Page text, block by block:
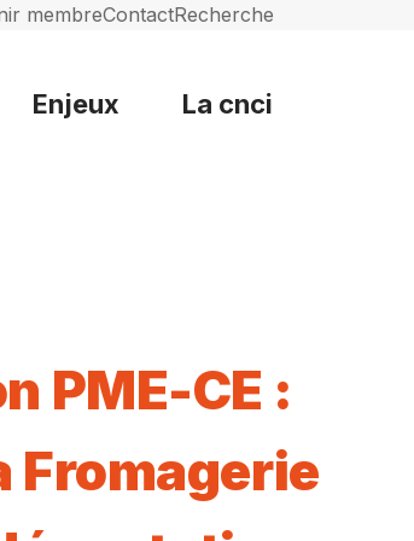
membreContactRecherche
Enjeux La cnci
PME-CE :
Fromagerie